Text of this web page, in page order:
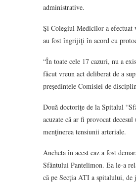
administrative.
Şi Colegiul Medicilor a efectuat
au fost îngrijiţi în acord cu
“În toate cele 17 cazuri, nu a
făcut vreun act deliberat de a
preşedintele Comisiei de
Două doctoriţe de la Spitalul
acuzate că ar fi provocat
menţinerea tensiunii arteriale.
Ancheta în acest caz a fost
Sfântului Pantelimon. Ea le-a
că pe Secţia ATI a spitalului,